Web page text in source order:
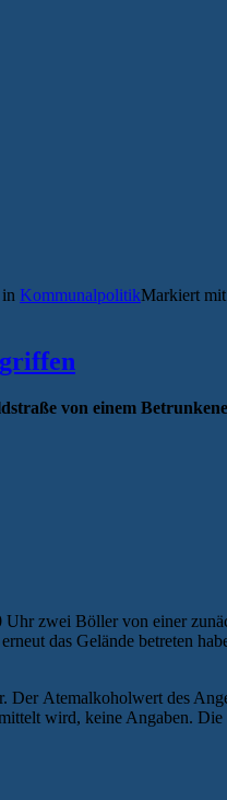
KommunalpolitikMarkiert mit
von einem
zwei Böller von einer
das Gelände betreten
Atemalkoholwert des
wird, keine Angaben.